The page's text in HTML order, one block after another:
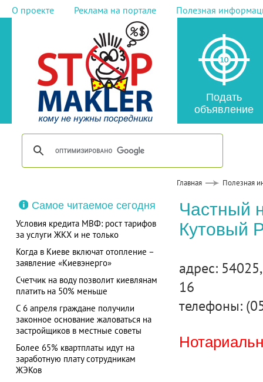
О проекте Реклама на портале Полезная
Подать
объявление
Главная Полезная
Самое читаемое сегодня
Условия кредита МВФ: рост тарифов
за услуги ЖКХ и не только
Когда в Киеве включат отопление –
заявление «Киевэнерго»
Счетчик на воду позволит киевлянам
платить на 50% меньше
С 6 апреля граждане получили
законное основание жаловаться на
застройщиков в местные советы
Более 65% квартплаты идут на
заработную плату сотрудникам
ЖЭКов
Частный
Кутовый
адрес:
16
телефоны: